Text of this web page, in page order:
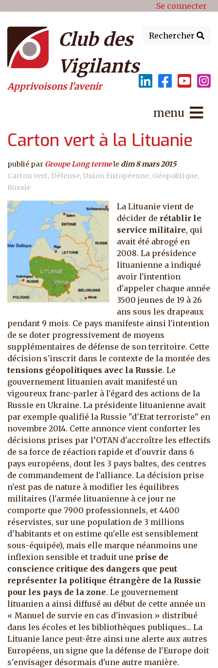
Menu du compte de Se connecter
Rechercher
Club des
Vigilants
Apprivoisons l'avenir
menu
Carton vert à la Lituanie
publié par Groupe Long termele dim 8 mars 2015
Carton vert Défense Union Européenne Géopolitique
Russie
La Lituanie vient de
décider de rétablir le
service militaire, qui
avait été abrogé en
2008. La présidence
lituanienne a indiqué
avoir l'intention
d'appeler chaque année
3500 jeunes de 19 à 26
ans sous les drapeaux
pendant 9 mois. Ce pays manifeste ainsi l'intention
de se doter progressivement de moyens
supplémentaires de défense de son territoire. Cette
décision s'inscrit dans le contexte de la montée des
tensions géopolitiques avec la Russie. Le
gouvernement lituanien avait manifesté un
vigoureux franc-parler à l'égard des actions de la
Russie en Ukraine. La présidente lituanienne avait
par exemple qualifié la Russie "d'Etat terroriste" en
novembre 2014. Cette annonce vient conforter les
décisions prises par l’OTAN d'accroître les effectifs
de sa force de réaction rapide et d'ouvrir dans 6
pays européens, dont les 3 pays baltes, des centres
de commandement de l'alliance. La décision prise
n'est pas de nature à modifier les équilibres
militaires (l'armée lituanienne à ce jour ne
comporte que 7900 professionnels, et 4400
réservistes, sur une population de 3 millions
d'habitants et on estime qu'elle est sensiblement
sous-équipée), mais elle marque néanmoins une
inflexion sensible et traduit une prise de
conscience critique des dangers que peut
représenter la politique étrangère de la Russie
pour les pays de la zone. Le gouvernement
lituanien a ainsi diffusé au début de cette année un
« Manuel de survie en cas d'invasion » distribué
dans les écoles et les bibliothèques publiques... La
Lituanie lance peut-être ainsi une alerte aux autres
Européens, un signe que la défense de l'Europe doit
s'envisager désormais d'une autre manière.